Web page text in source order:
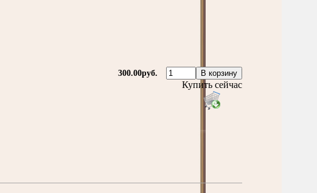
300.00руб.
Купить сейчас